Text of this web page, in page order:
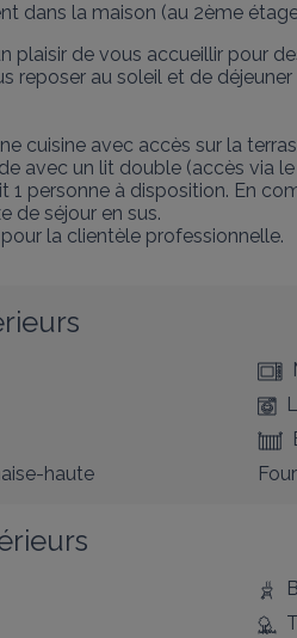
dans la maison (au 2ème
plaisir de vous accueillir pour
reposer au soleil et de
cuisine avec accès sur la
avec un lit double (accès via
1 personne à disposition. En
de séjour en sus.
la clientèle professionnelle.
haute
Four